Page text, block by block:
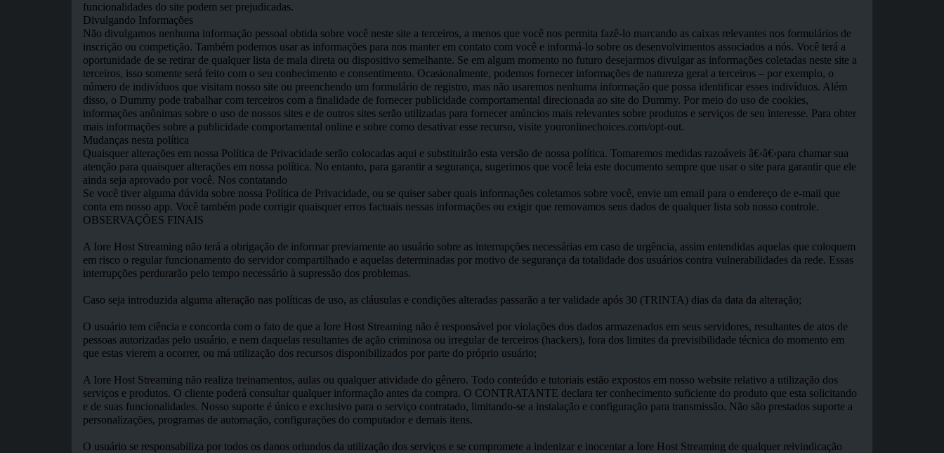
funcionalidades do site podem ser prejudicadas.
Divulgando Informações
Não divulgamos nenhuma informação pessoal obtida sobre você neste site a terceiros, a menos que você nos permita fazê-lo marcando as caixas relevantes nos formulários de
inscrição ou competição. Também podemos usar as informações para nos manter em contato com você e informá-lo sobre os desenvolvimentos associados a nós. Você terá a
oportunidade de se retirar de qualquer lista de mala direta ou dispositivo semelhante. Se em algum momento no futuro desejarmos divulgar as informações coletadas neste site a
terceiros, isso somente será feito com o seu conhecimento e consentimento. Ocasionalmente, podemos fornecer informações de natureza geral a terceiros – por exemplo, o
número de indivíduos que visitam nosso site ou preenchendo um formulário de registro, mas não usaremos nenhuma informação que possa identificar esses indivíduos. Além
disso, o Dummy pode trabalhar com terceiros com a finalidade de fornecer publicidade comportamental direcionada ao site do Dummy. Por meio do uso de cookies,
informações anônimas sobre o uso de nossos sites e de outros sites serão utilizadas para fornecer anúncios mais relevantes sobre produtos e serviços de seu interesse. Para obter
mais informações sobre a publicidade comportamental online e sobre como desativar esse recurso, visite youronlinechoices.com/opt-out.
Mudanças nesta política
Quaisquer alterações em nossa Política de Privacidade serão colocadas aqui e substituirão esta versão de nossa política. Tomaremos medidas razoáveis â€‹â€‹para chamar sua
atenção para quaisquer alterações em nossa política. No entanto, para garantir a segurança, sugerimos que você leia este documento sempre que usar o site para garantir que ele
ainda seja aprovado por você. Nos contatando
Se você tiver alguma dúvida sobre nossa Política de Privacidade, ou se quiser saber quais informações coletamos sobre você, envie um email para o endereço de e-mail que
conta em nosso app. Você também pode corrigir quaisquer erros factuais nessas informações ou exigir que removamos seus dados de qualquer lista sob nosso controle.
OBSERVAÇÕES FINAIS
A Iore Host Streaming não terá a obrigação de informar previamente ao usuário sobre as interrupções necessárias em caso de urgência, assim entendidas aquelas que coloquem
em risco o regular funcionamento do servidor compartilhado e aquelas determinadas por motivo de segurança da totalidade dos usuários contra vulnerabilidades da rede. Essas
interrupções perdurarão pelo tempo necessário à supressão dos problemas.
Caso seja introduzida alguma alteração nas políticas de uso, as cláusulas e condições alteradas passarão a ter validade após 30 (TRINTA) dias da data da alteração;
O usuário tem ciência e concorda com o fato de que a Iore Host Streaming não é responsável por violações dos dados armazenados em seus servidores, resultantes de atos de
pessoas autorizadas pelo usuário, e nem daquelas resultantes de ação criminosa ou irregular de terceiros (hackers), fora dos limites da previsibilidade técnica do momento em
que estas vierem a ocorrer, ou má utilização dos recursos disponibilizados por parte do próprio usuário;
A Iore Host Streaming não realiza treinamentos, aulas ou qualquer atividade do gênero. Todo conteúdo e tutoriais estão expostos em nosso website relativo a utilização dos
serviços e produtos. O cliente poderá consultar qualquer informação antes da compra. O CONTRATANTE declara ter conhecimento suficiente do produto que esta solicitando
e de suas funcionalidades. Nosso suporte é único e exclusivo para o serviço contratado, limitando-se a instalação e configuração para transmissão. Não são prestados suporte a
personalizações, programas de automação, configurações do computador e demais itens.
O usuário se responsabiliza por todos os danos oriundos da utilização dos serviços e se compromete a indenizar e inocentar a Iore Host Streaming de qualquer reivindicação